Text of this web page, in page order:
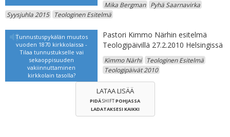
Mika Bergman
Pyhä Saarnavirka
Syysjuhla 2015
Teologinen Esitelmä
Tunnustuspykälän muutos
vuoden 1870 kirkkolaissa -
Tilaa tunnustukselle vai
sekaoppisuuden
vakiinnuttaminen
kirkkolain tasolla?
Pastori Kimmo Närhin esitelmä
Teologipäivillä 27.2.2010 Helsingissä
Kimmo Närhi
Teologinen Esitelmä
Teologipäivät 2010
LATAA LISÄÄ
PIDÄSHIFTPOHJASSA
LADATAKSESI KAIKKI